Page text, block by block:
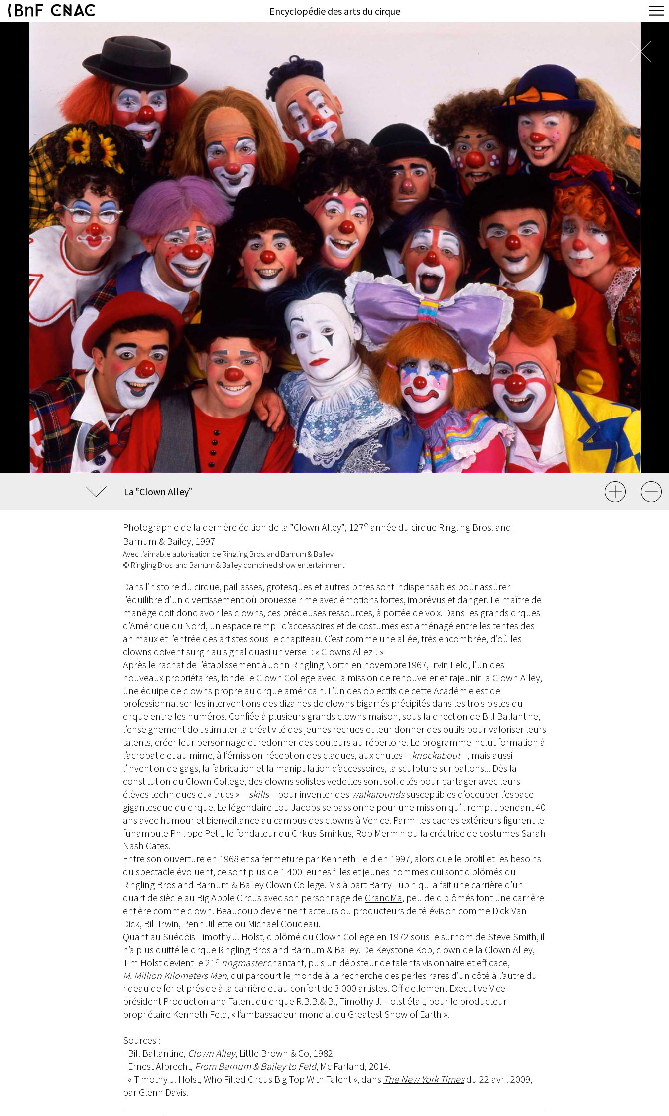
Encyclopédie des arts du cirque
La ‟Clown Alleyˮ
Photographie de la dernière édition de la ‟Clown Alleyˮ, 127e année du cirque Ringling Bros. and
Barnum & Bailey, 1997
Avec l’aimable autorisation de Ringling Bros. and Barnum & Bailey
© Ringling Bros. and Barnum & Bailey combined show entertainment
Dans l’histoire du cirque, paillasses, grotesques et autres pitres sont indispensables pour assurer
l’équilibre d’un divertissement où prouesse rime avec émotions fortes, imprévus et danger. Le maître de
manège doit donc avoir les clowns, ces précieuses ressources, à portée de voix. Dans les grands cirques
d’Amérique du Nord, un espace rempli d’accessoires et de costumes est aménagé entre les tentes des
animaux et l’entrée des artistes sous le chapiteau. C’est comme une allée, très encombrée, d’où les
clowns doivent surgir au signal quasi universel : « Clowns Allez ! »
Après le rachat de l’établissement à John Ringling North en novembre1967, Irvin Feld, l’un des
nouveaux propriétaires, fonde le Clown College avec la mission de renouveler et rajeunir la Clown Alley,
une équipe de clowns propre au cirque américain. L’un des objectifs de cette Académie est de
professionnaliser les interventions des dizaines de clowns bigarrés précipités dans les trois pistes du
cirque entre les numéros. Confiée à plusieurs grands clowns maison, sous la direction de Bill Ballantine,
l’enseignement doit stimuler la créativité des jeunes recrues et leur donner des outils pour valoriser leurs
talents, créer leur personnage et redonner des couleurs au répertoire. Le programme inclut formation à
l’acrobatie et au mime, à l’émission-réception des claques, aux chutes – knockabout–, mais aussi
l’invention de gags, la fabrication et la manipulation d’accessoires, la sculpture sur ballons... Dès la
constitution du Clown College, des clowns solistes vedettes sont sollicités pour partager avec leurs
élèves techniques et « trucs » – skills– pour inventer des walkaroundssusceptibles d’occuper l’espace
gigantesque du cirque. Le légendaire Lou Jacobs se passionne pour une mission qu’il remplit pendant 40
ans avec humour et bienveillance au campus des clowns à Venice. Parmi les cadres extérieurs figurent le
funambule Philippe Petit, le fondateur du Cirkus Smirkus, Rob Mermin ou la créatrice de costumes Sarah
Nash Gates.
Entre son ouverture en 1968 et sa fermeture par Kenneth Feld en 1997, alors que le profil et les besoins
du spectacle évoluent, ce sont plus de 1 400 jeunes filles et jeunes hommes qui sont diplômés du
Ringling Bros and Barnum & Bailey Clown College. Mis à part Barry Lubin qui a fait une carrière d’un
quart de siècle au Big Apple Circus avec son personnage de GrandMa, peu de diplômés font une carrière
entière comme clown. Beaucoup deviennent acteurs ou producteurs de télévision comme Dick Van
Dick, Bill Irwin, Penn Jillette ou Michael Goudeau.
Quant au Suédois Timothy J. Holst, diplômé du Clown College en 1972 sous le surnom de Steve Smith, il
n’a plus quitté le cirque Ringling Bros and Barnum & Bailey. De Keystone Kop, clown de la Clown Alley,
Tim Holst devient le 21e ringmasterchantant, puis un dépisteur de talents visionnaire et efficace,
M. Million Kilometers Man, qui parcourt le monde à la recherche des perles rares d’un côté à l’autre du
rideau de fer et préside à la carrière et au confort de 3 000 artistes. Officiellement Executive Vice-
président Production and Talent du cirque R.B.B.& B., Timothy J. Holst était, pour le producteur-
propriétaire Kenneth Feld, « l’ambassadeur mondial du Greatest Show of Earth ».
Sources :
- Bill Ballantine, Clown Alley, Little Brown & Co, 1982.
- Ernest Albrecht, From Barnum & Bailey to Feld, Mc Farland, 2014.
- « Timothy J. Holst, Who Filled Circus Big Top With Talent », dans The New York Timesdu 22 avril 2009,
par Glenn Davis.